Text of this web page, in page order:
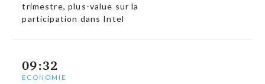
trimestre, plus-value sur la
participation dans Intel
09:32
ECONOMIE